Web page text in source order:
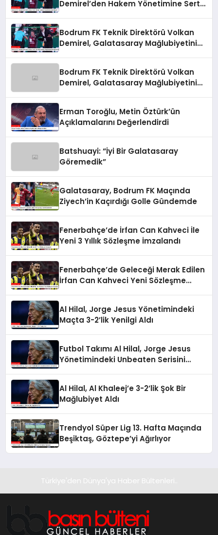
Demirel’den Hakem Yönetimine Sert
Bodrum FK Teknik Direktörü Volkan
Demirel, Galatasaray Mağlubiyetini
Bodrum FK Teknik Direktörü Volkan
Demirel, Galatasaray Mağlubiyetini
Erman Toroğlu, Metin Öztürk’ün
Açıklamalarını Değerlendirdi
Batshuayi: “İyi Bir Galatasaray
Göremedik”
Galatasaray, Bodrum FK Maçında
Ziyech’in Kaçırdığı Golle Gündemde
Fenerbahçe’de İrfan Can Kahveci İle
Yeni 3 Yıllık Sözleşme İmzalandı
Fenerbahçe’de Geleceği Merak Edilen
İrfan Can Kahveci Yeni Sözleşme
Al Hilal, Jorge Jesus Yönetimindeki
Maçta 3-2’lik Yenilgi Aldı
Futbol Takımı Al Hilal, Jorge Jesus
Yönetimindeki Unbeaten Serisini
Al Hilal, Al Khaleej’e 3-2’lik Şok Bir
Mağlubiyet Aldı
Trendyol Süper Lig 13. Hafta Maçında
Beşiktaş, Göztepe’yi Ağırlıyor
Türkiye'den Dünya'ya Haber Bültenleri..